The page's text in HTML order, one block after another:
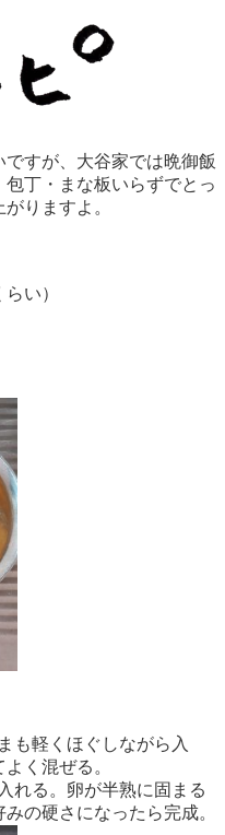
すが、大谷家では晩御飯
丁・まな板いらずでとっ
りますよ。
い）
も軽くほぐしながら入
く混ぜる。
れる。卵が半熟に固まる
の硬さになったら完成。